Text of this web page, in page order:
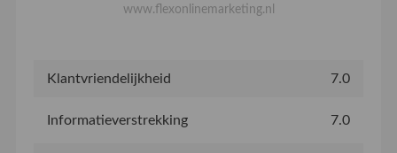
www.flexonlinemarketing.nl
Klantvriendelijkheid 7.0
Informatieverstrekking 7.0